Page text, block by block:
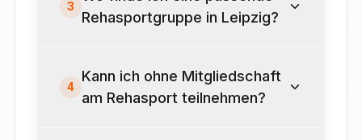
3
Rehasportgruppe in Leipzig?
4
Kann ich ohne Mitgliedschaft
am Rehasport teilnehmen?